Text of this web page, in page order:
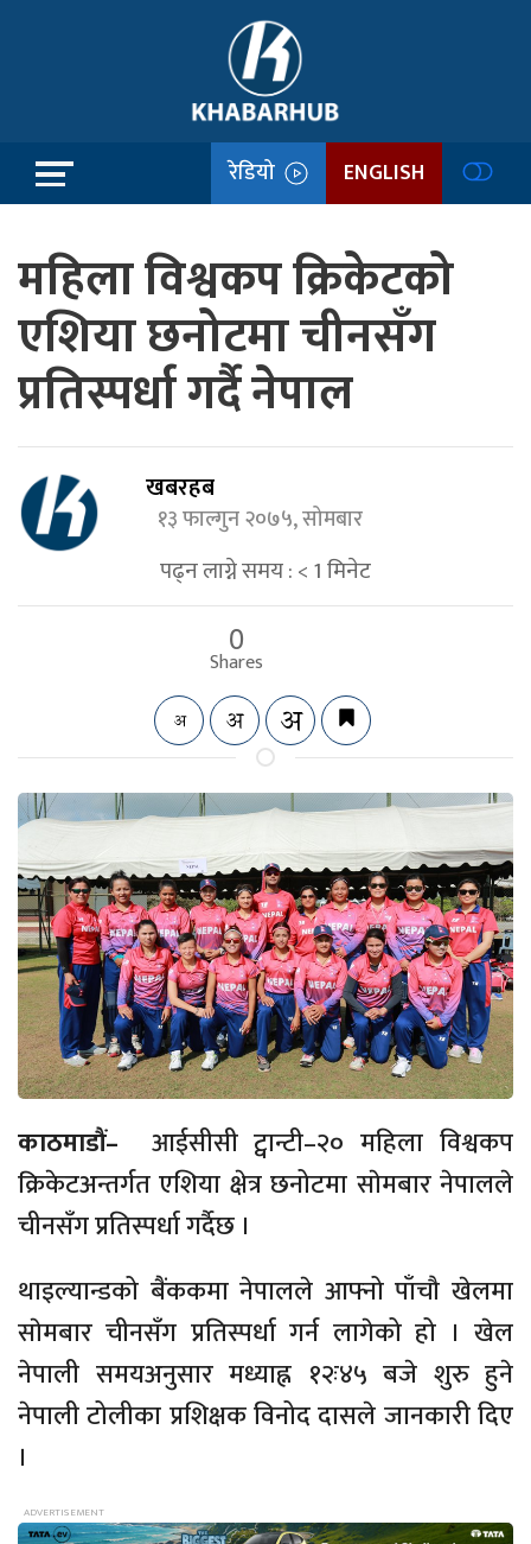
रेडियो ENGLISH
महिला विश्वकप क्रिकेटको
एशिया छनोटमा चीनसँग
प्रतिस्पर्धा गर्दै नेपाल
खबरहब
१३ फाल्गुन २०७५, सोमबार
पढ्न लाग्ने समय :< 1मिनेट
0
Shares
काठमाडौं– आईसीसी ट्वान्टी–२० महिला विश्वकप
क्रिकेटअन्तर्गत एशिया क्षेत्र छनोटमा साेमबार नेपालले
चीनसँग प्रतिस्पर्धा गर्दैछ ।
थाइल्यान्डको बैंककमा नेपालले आफ्नो पाँचौ खेलमा
साेमबार चीनसँग प्रतिस्पर्धा गर्न लागेको हो । खेल
नेपाली समयअनुसार मध्याह्न १२ः४५ बजे शुरु हुने
नेपाली टोलीका प्रशिक्षक विनोद दासले जानकारी दिए
।